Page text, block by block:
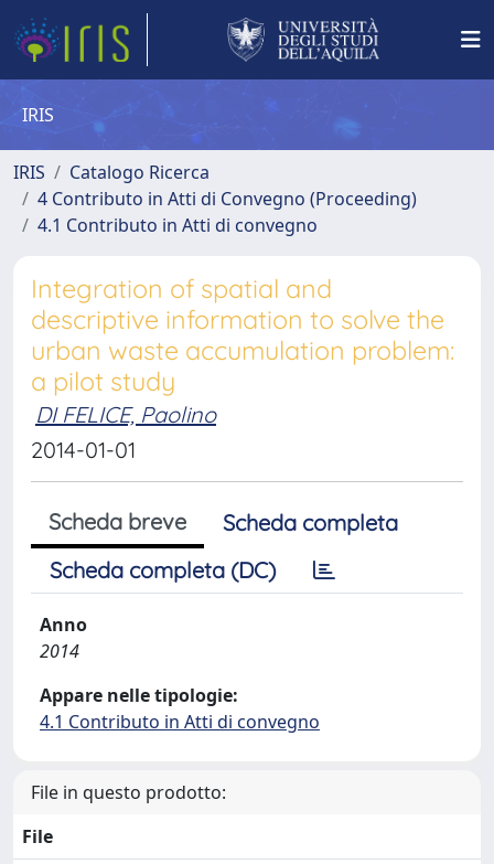
IRIS
IRIS
Catalogo Ricerca
4 Contributo in Atti di Convegno (Proceeding)
4.1 Contributo in Atti di convegno
Integration of spatial and
descriptive information to solve the
urban waste accumulation problem:
a pilot study
DI FELICE, Paolino
2014-01-01
Scheda breve
Scheda completa
Scheda completa (DC)
Anno
2014
Appare nelle tipologie:
4.1 Contributo in Atti di convegno
File in questo prodotto:
File